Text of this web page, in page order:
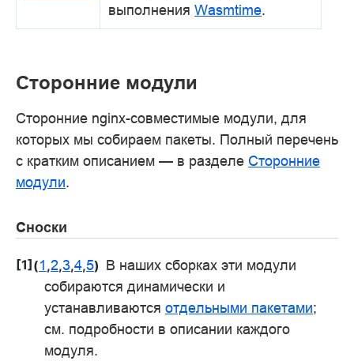
выполнения Wasmtime.
Сторонние модули
Сторонние nginx-совместимые модули, для
которых мы собираем пакеты. Полный перечень
с кратким описанием — в разделе Сторонние
модули.
Сноски
[1] (1 ,2,3,4,5) В наших сборках эти модули
собираются динамически и
устанавливаются отдельными пакетами;
см. подробности в описании каждого
модуля.